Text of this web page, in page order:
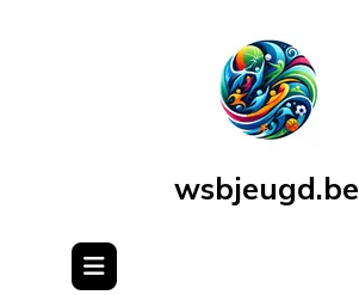
wsbjeugd.be